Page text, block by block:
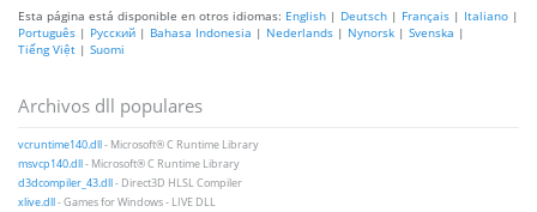
Esta página está disponible en otros idiomas: English | Deutsch | Français | Italiano |
Português | Русский | Bahasa Indonesia | Nederlands | Nynorsk | Svenska |
Tiếng Việt | Suomi
Archivos dll populares
vcruntime140.dll- Microsoft® C Runtime Library
msvcp140.dll- Microsoft® C Runtime Library
d3dcompiler_43.dll- Direct3D HLSL Compiler
xlive.dll- Games for Windows - LIVE DLL